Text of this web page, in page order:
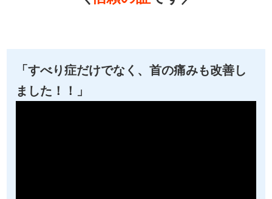
「すべり症だけでなく、首の痛みも改善し
ました！！」